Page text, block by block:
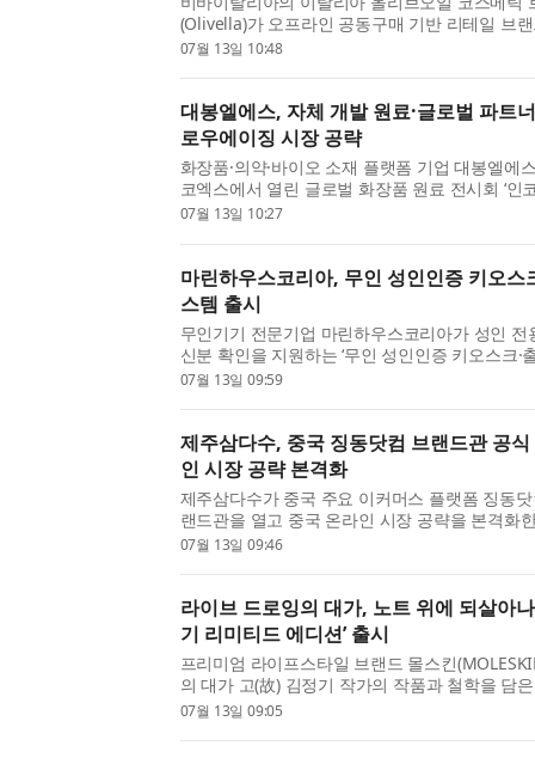
(Olivella)가 오프라인 공동구매 기반 리테일 브랜
(DAICLO)’에 입점할 예정이다. 이번 입점으로 올
07월 13일 10:48
대봉엘에스, 자체 개발 원료·글로벌 파트
로우에이징 시장 공략
화장품·의약·바이오 소재 플랫폼 기업 대봉엘에
코엑스에서 열린 글로벌 화장품 원료 전시회 ‘인
cosmetics Korea) 2026’에 참가해 글로벌 시장
07월 13일 10:27
마린하우스코리아, 무인 성인인증 키오스
스템 출시
무인기기 전문기업 마린하우스코리아가 성인
신분 확인을 지원하는 ‘무인 성인인증 키오스크·
새롭게 출시했다고 밝혔다. 이번에 선보인 시스
07월 13일 09:59
제주삼다수, 중국 징동닷컴 브랜드관 공
인 시장 공략 본격화
제주삼다수가 중국 주요 이커머스 플랫폼 징동
랜드관을 열고 중국 온라인 시장 공략을 본격화
개발공사(사장직무대행 강성훈)는 지난 24일 징
07월 13일 09:46
라이브 드로잉의 대가, 노트 위에 되살아
기 리미티드 에디션’ 출시
프리미엄 라이프스타일 브랜드 몰스킨
의 대가 고(故) 김정기 작가의 작품과 철학을 담
티드 에디션(MOLESKINE X Kim Jung Gi
07월 13일 09:05